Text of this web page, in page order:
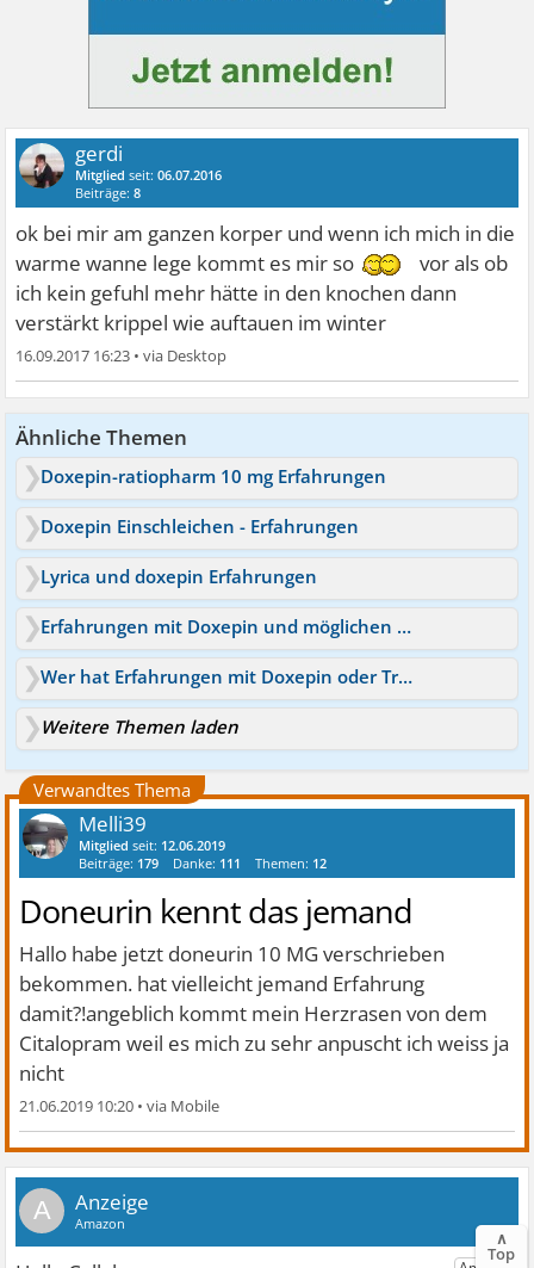
gerdi
Mitglied seit:06.07.2016
Beiträge:8
ok bei mir am ganzen korper und wenn ich mich in die
warme wanne lege kommt es mir so
vor als ob
ich kein gefuhl mehr hätte in den knochen dann
verstärkt krippel wie auftauen im winter
16.09.2017 16:23 •
Ähnliche Themen
Doxepin-ratiopharm 10 mg Erfahrungen
Doxepin Einschleichen - Erfahrungen
Lyrica und doxepin Erfahrungen
Erfahrungen mit Doxepin und möglichen Nebenwirkungen/Ge
Wer hat Erfahrungen mit Doxepin oder Trazodon?
Weitere Themen laden
Verwandtes Thema
Melli39
Mitglied seit: 12.06.2019
Beiträge: 179 Danke: 111 Themen: 12
Doneurin kennt das jemand
Hallo habe jetzt doneurin 10 MG verschrieben
bekommen. hat vielleicht jemand Erfahrung
damit?!angeblich kommt mein Herzrasen von dem
Citalopram weil es mich zu sehr anpuscht ich weiss ja
nicht
21.06.2019 10:20 •
A
∧
Top